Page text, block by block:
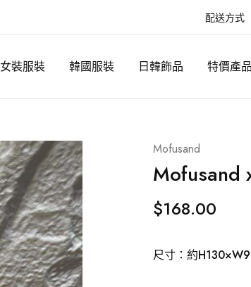
配送方式
女裝服裝 韓國服裝 日韓飾品 特價產
Mofusand
Mofusand
$168.00
尺寸：約